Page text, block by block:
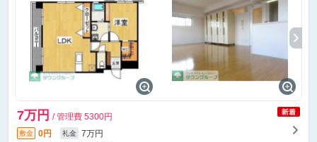
7万円 / 管理費 5300円
敷金 0円 礼金
7万円